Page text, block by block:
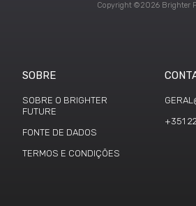
Copyright ©2026 Brighter
SOBRE
SOBRE O BRIGHTER
FUTURE
FONTE DE DADOS
TERMOS E CONDIÇÕES
+351